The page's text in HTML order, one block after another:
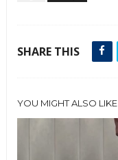
SHARE THIS
YOU MIGHT ALSO LIKE